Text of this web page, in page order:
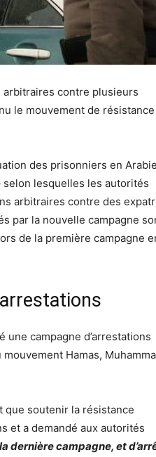
arbitraires contre plusieurs
le mouvement de résistance
des prisonniers en Arabie
selon lesquelles les autorités
arbitraires contre des
par la nouvelle campagne
de la première campagne
une campagne d’arrestations
Hamas,
que soutenir la résistance
et a demandé aux autorités
dernière campagne, et